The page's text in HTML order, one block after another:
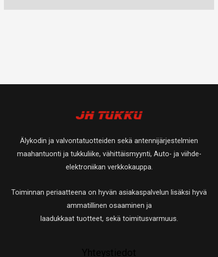
Älykodin ja valvontatuotteiden sekä antennijärjestelmien
maahantuonti ja tukkuliike, vähittäismyynti, Auto- ja viihde-
elektroniikan verkkokauppa.
Toiminnan periaatteena on hyvän asiakaspalvelun lisäksi hyvä
ammatillinen osaaminen ja
laadukkaat tuotteet, sekä toimitusvarmuus.